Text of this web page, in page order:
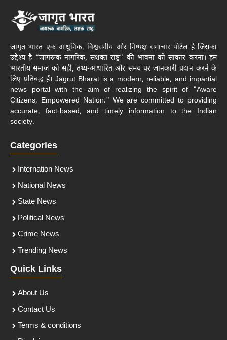
जागृत भारत एक आधुनिक, विश्वसनीय और निष्पक्ष समाचार पोर्टल है जिसका
उद्देश्य है “जागरूक नागरिक, सशक्त राष्ट्र” की भावना को साकार करना। हम
भारतीय समाज को सही, तथ्य-आधारित और समय पर जानकारी प्रदान करने के
लिए प्रतिबद्ध हैं। Jagrut Bharat is a modern, reliable, and impartial
news portal with the aim of realizing the spirit of "Aware
Citizens, Empowered Nation." We are committed to providing
accurate, fact-based, and timely information to the Indian
society.
Categories
Internation News
National News
State News
Political News
Crime News
Trending News
Quick Links
About Us
Contact Us
Terms & conditions